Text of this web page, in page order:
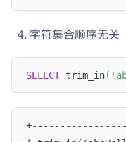
字符集合顺序无关
SELECT trim_in(